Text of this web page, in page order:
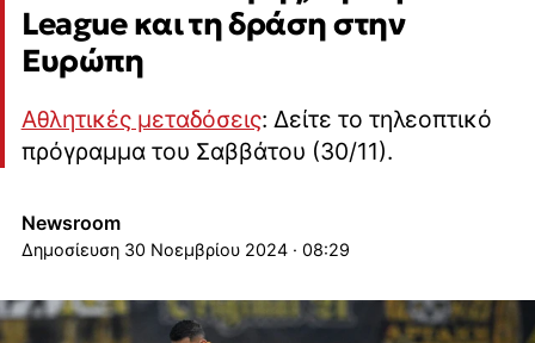
League και τη δράση στην
Ευρώπη
Αθλητικές μεταδόσεις: Δείτε το τηλεοπτικό
πρόγραμμα του Σαββάτου (30/11).
Newsroom
30 Νοεμβρίου 2024 · 08:29